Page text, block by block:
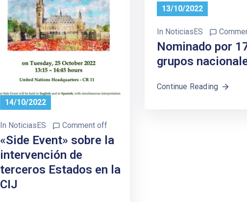
14/10/2022
In NoticiasES Comment off
«Side Event» sobre la
intervención de
terceros Estados en la
CIJ
13/10/2022
In NoticiasES
Nominado por
grupos
Continue Reading